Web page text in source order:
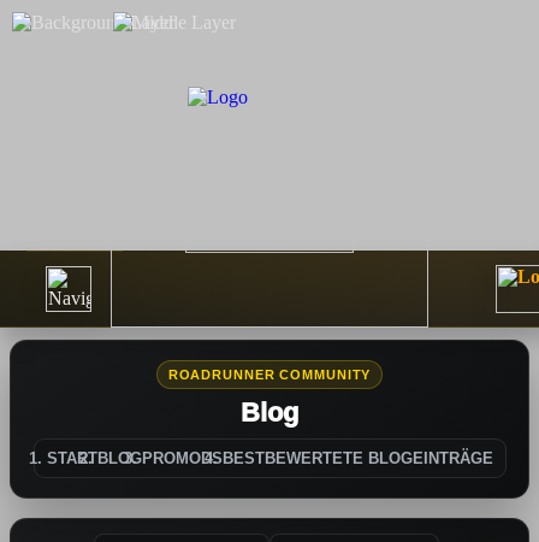
ROADRUNNER COMMUNITY
Blog
STARTBLOGPROMODS BESTBEWERTETE BLOGEINTRÄGE